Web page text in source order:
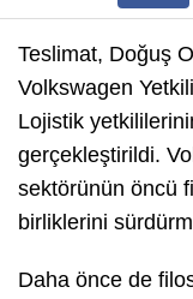
Teslimat, Doğuş
Volkswagen Yetkili
Lojistik
gerçekleştirildi.
sektörünün öncü
birliklerini
Daha önce de